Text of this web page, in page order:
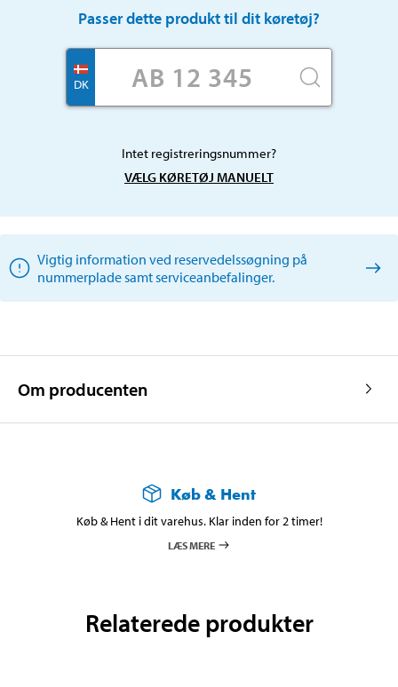
Passer dette produkt til dit køretøj?
DK
Intet registreringsnummer?
VÆLG KØRETØJ MANUELT
Vigtig information ved reservedelssøgning på
nummerplade samt serviceanbefalinger.
Om producenten
Køb & Hent
Køb & Hent i dit varehus. Klar inden for 2 timer!
LÆS MERE
Relaterede produkter